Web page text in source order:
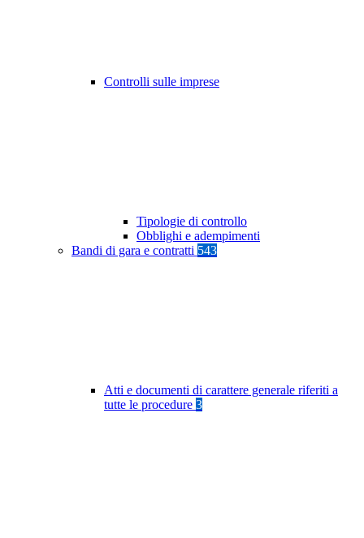
Controlli sulle imprese
Tipologie di controllo
Obblighi e adempimenti
Bandi di gara e contratti 543
Atti e documenti di carattere generale riferiti a
tutte le procedure 3